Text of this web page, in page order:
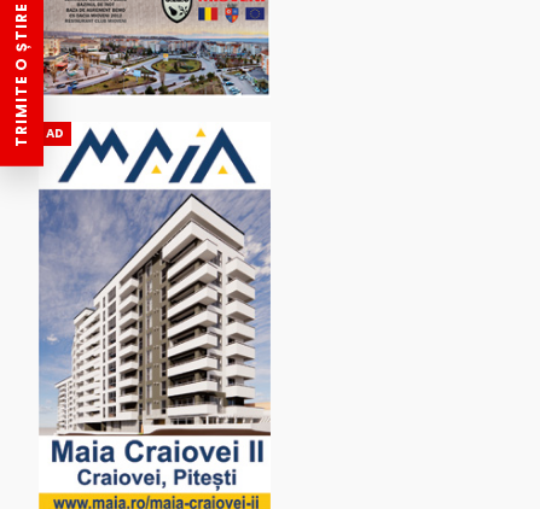
AD
TRIMITE O ȘTIRE